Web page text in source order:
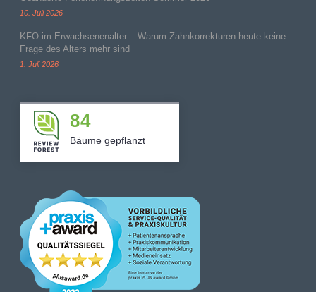
10. Juli 2026
KFO im Erwachsenenalter – Warum Zahnkorrekturen heute keine
Frage des Alters mehr sind
1. Juli 2026
84
Bäume gepflanzt